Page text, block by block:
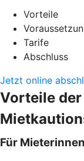
Vorteile
Tarife
Abschluss
Jetzt online
Vorteile der
Für